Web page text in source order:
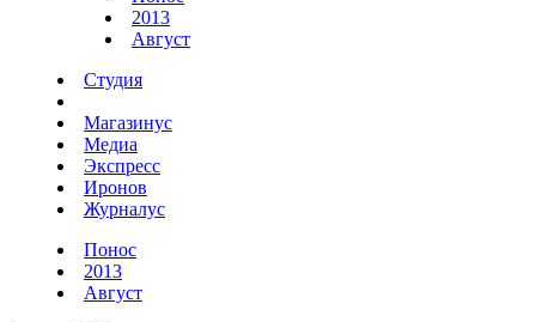
2013
Август
Студия
Магазинус
Медиа
Экспресс
Иронов
Журналус
Понос
2013
Август